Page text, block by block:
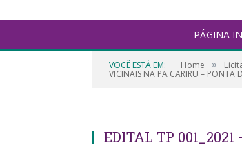
PÁGINA
VOCÊ ESTÁ EM: Home »
VICINAIS NA PA CARIRU – PONTA
EDITAL TP